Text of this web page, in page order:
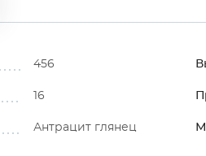
456
16
Антрацит глянец